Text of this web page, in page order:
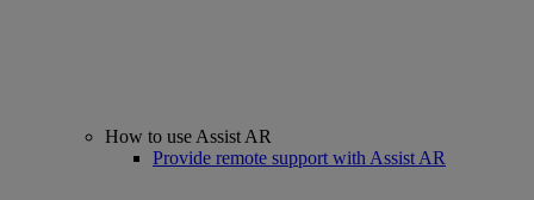
How to use Assist AR
Provide remote support with Assist AR